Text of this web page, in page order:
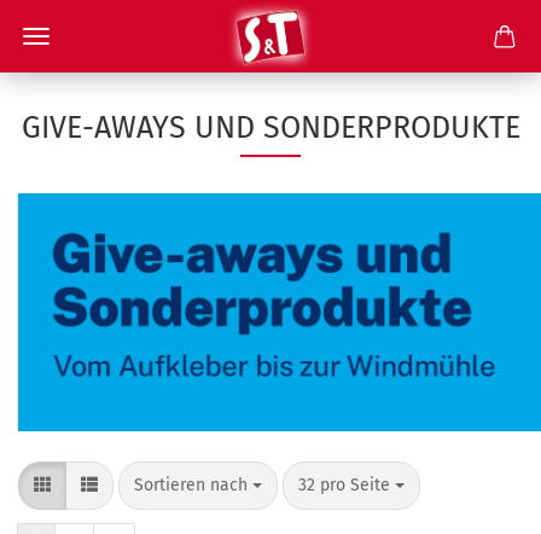
GIVE-AWAYS UND SONDERPRODUKTE
Sortieren nach
Sortieren nach 32 pro Seite
pro Seite